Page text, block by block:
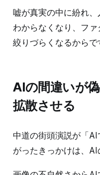
嘘が真実の中に紛れ
わからなくなり、フ
絞りづらくなるからで
AIの間違いが
拡散させる
中道の街頭演説が「
がったきっかけは、AI